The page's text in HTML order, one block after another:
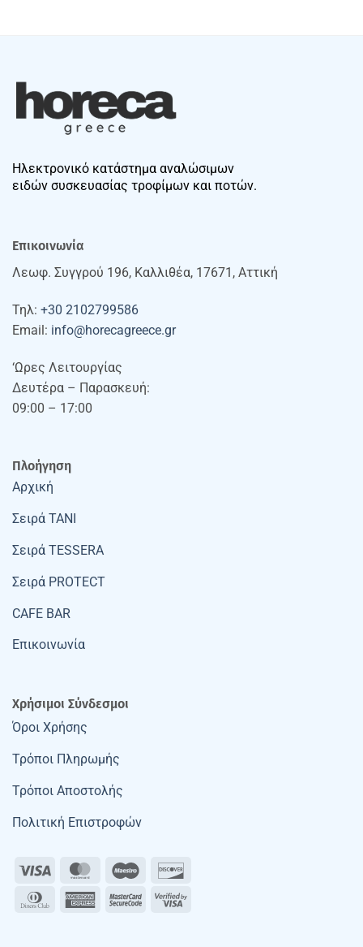
Ηλεκτρονικό κατάστημα αναλώσιμων
ειδών συσκευασίας τροφίμων και ποτών.
Επικοινωνία
Λεωφ. Συγγρού 196, Καλλιθέα, 17671, Αττική
Τηλ: +30 2102799586
Email: info@horecagreece.gr
‘Ωρες Λειτουργίας
Δευτέρα – Παρασκευή:
09:00 – 17:00
Πλοήγηση
Αρχική
Σειρά TANI
Σειρά TESSERA
Σειρά PROTECT
CAFE BAR
Επικοινωνία
Χρήσιμοι Σύνδεσμοι
Όροι Χρήσης
Τρόποι Πληρωμής
Τρόποι Αποστολής
Πολιτική Επιστροφών
Visa MasterCardMaestro
Dinners
AmericanMasterCard
Visa